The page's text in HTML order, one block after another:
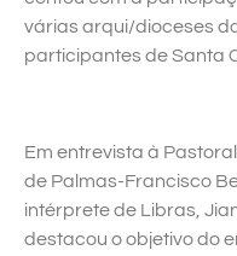
várias arqui/dioceses
participantes de Santa
Em entrevista à
de Palmas-Francisco
intérprete de Libras,
destacou o objetivo do